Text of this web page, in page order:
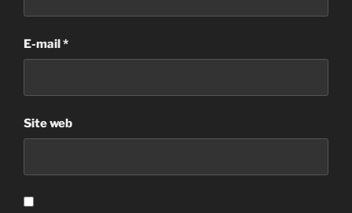
E-mail*
Site web